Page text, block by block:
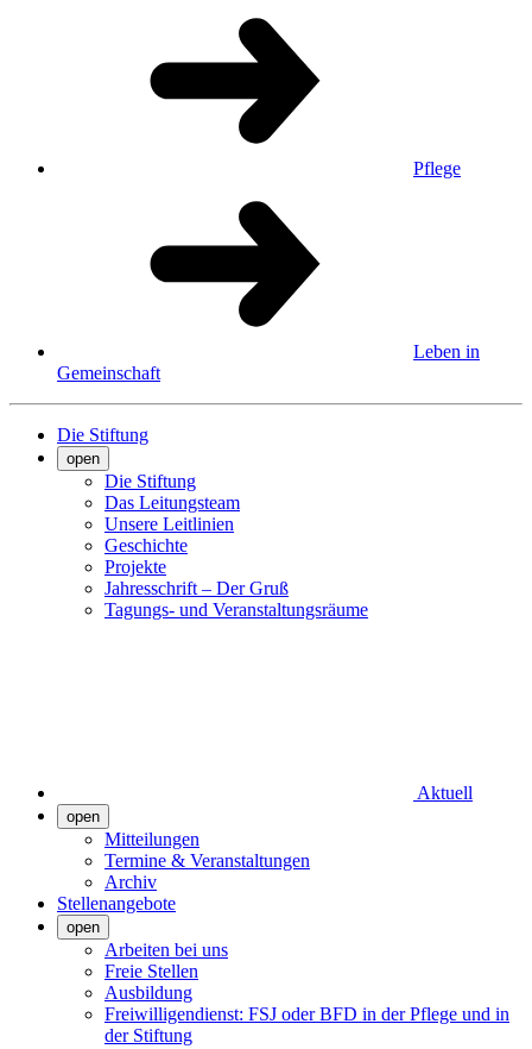
Pflege
Leben in
Gemeinschaft
Die Stiftung
open
Die Stiftung
Das Leitungsteam
Unsere Leitlinien
Geschichte
Projekte
Jahresschrift – Der Gruß
Tagungs- und Veranstaltungsräume
Aktuell
open
Mitteilungen
Termine & Veranstaltungen
Archiv
Stellenangebote
open
Arbeiten bei uns
Freie Stellen
Ausbildung
Freiwilligendienst: FSJ oder BFD in der Pflege und in
der Stiftung